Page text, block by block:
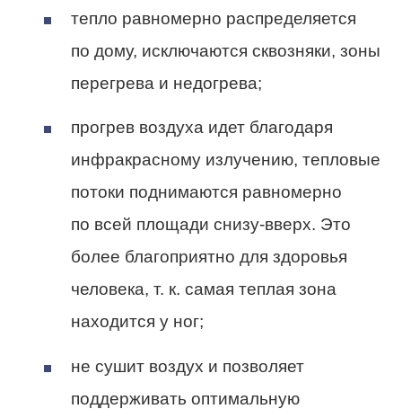
тепло равномерно распределяется
по дому, исключаются сквозняки, зоны
перегрева и недогрева;
прогрев воздуха идет благодаря
инфракрасному излучению, тепловые
потоки поднимаются равномерно
по всей площади снизу-вверх. Это
более благоприятно для здоровья
человека, т. к. самая теплая зона
находится у ног;
не сушит воздух и позволяет
поддерживать оптимальную